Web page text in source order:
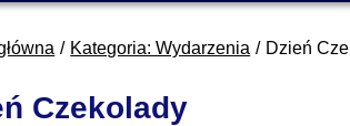
Kategoria: Wydarzenia Dzień
Czekolady